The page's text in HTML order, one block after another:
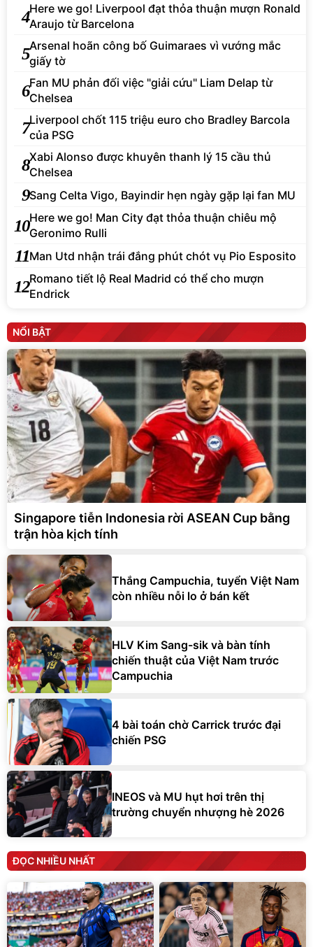
4Here we go! Liverpool đạt thỏa thuận mượn Ronald
Araujo từ Barcelona
5Arsenal hoãn công bố Guimaraes vì vướng mắc
giấy tờ
6Fan MU phản đối việc "giải cứu" Liam Delap từ
Chelsea
7Liverpool chốt 115 triệu euro cho Bradley Barcola
của PSG
8Xabi Alonso được khuyên thanh lý 15 cầu thủ
Chelsea
9Sang Celta Vigo, Bayindir hẹn ngày gặp lại fan MU
10Here we go! Man City đạt thỏa thuận chiêu mộ
Geronimo Rulli
11Man Utd nhận trái đắng phút chót vụ Pio Esposito
12Romano tiết lộ Real Madrid có thể cho mượn
Endrick
NỔI BẬT
Singapore tiễn Indonesia rời ASEAN Cup bằng
trận hòa kịch tính
Thắng Campuchia, tuyển Việt Nam
còn nhiều nỗi lo ở bán kết
HLV Kim Sang-sik và bàn tính
chiến thuật của Việt Nam trước
Campuchia
4 bài toán chờ Carrick trước đại
chiến PSG
INEOS và MU hụt hơi trên thị
trường chuyển nhượng hè 2026
ĐỌC NHIỀU NHẤT